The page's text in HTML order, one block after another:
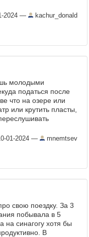
2024 — kachur_donald
молодыми
податься после
что на озере или
или крутить пласты,
01-2024 — mnemtsev
свою поездку. За 3
побывала в 5
на синагогу хотя бы
В